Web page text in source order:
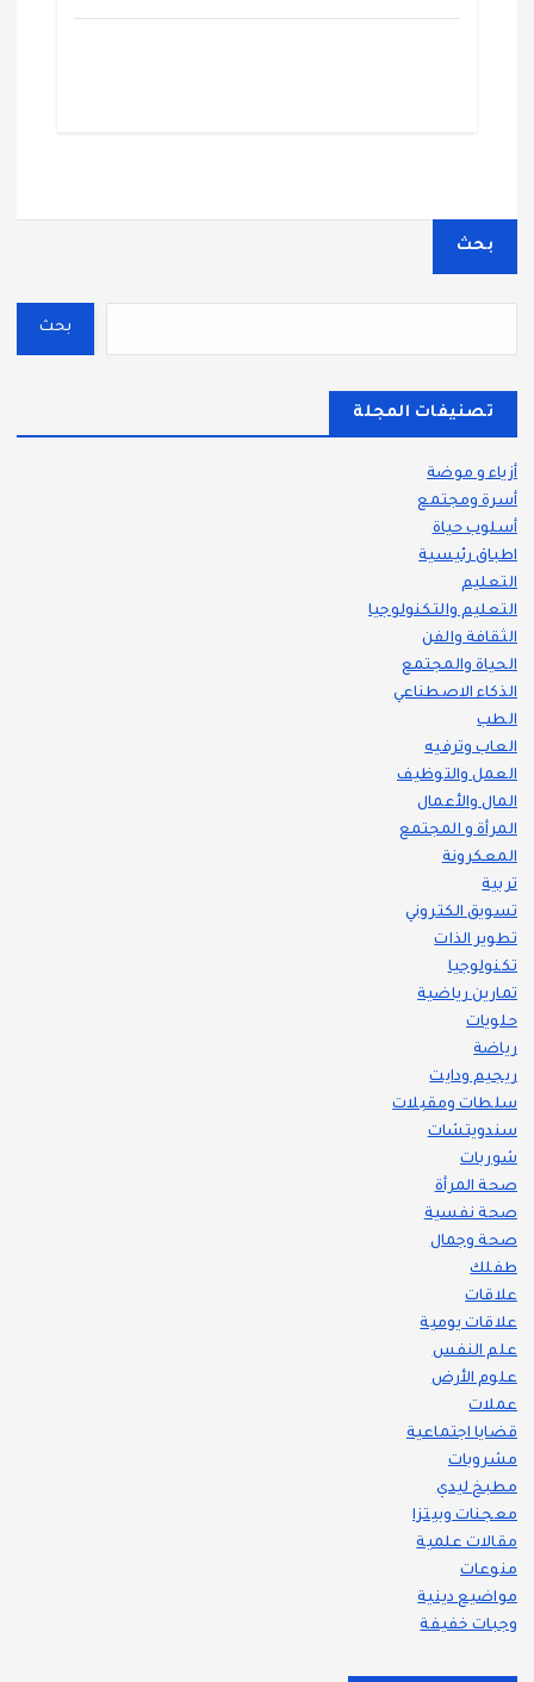
بحث
بحث
تصنيفات المجلة
أزياء و موضة
أسرة ومجتمع
أسلوب حياة
اطباق رئيسية
التعليم
التعليم والتكنولوجيا
الثقافة والفن
الحياة والمجتمع
الذكاء الاصطناعي
الطب
العاب وترفيه
العمل والتوظيف
المال والأعمال
المرأة و المجتمع
المعكرونة
تربية
تسويق الكتروني
تطوير الذات
تكنولوجيا
تمارين رياضية
حلويات
رياضة
ريجيم ودايت
سلطات ومقبلات
سندويتشات
شوربات
صحة المرأة
صحة نفسية
صحة وجمال
طفلك
علاقات
علاقات يومية
علم النفس
علوم الأرض
عملات
قضايا اجتماعية
مشروبات
مطبخ ليدي
معجنات وبيتزا
مقالات علمية
منوعات
مواضيع دينية
وجبات خفيفة